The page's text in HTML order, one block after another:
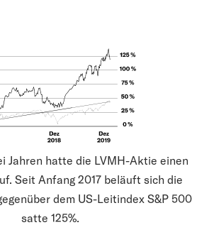
Jahren hatte die LVMH-Aktie einen
Seit Anfang 2017 beläuft sich die
dem US-Leitindex S&P 500
satte 125%.